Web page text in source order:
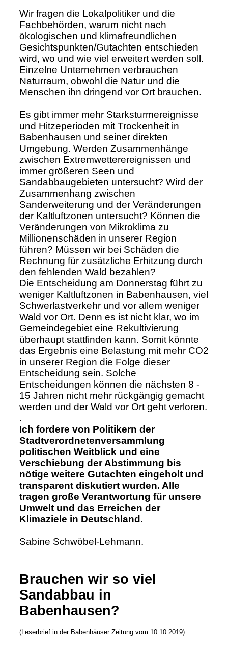
Wir fragen die Lokalpolitiker und die
Fachbehörden, warum nicht nach
ökologischen und klimafreundlichen
Gesichtspunkten/Gutachten entschieden
wird, wo und wie viel erweitert werden soll.
Einzelne Unternehmen verbrauchen
Naturraum, obwohl die Natur und die
Menschen ihn dringend vor Ort brauchen.
Es gibt immer mehr Starksturmereignisse
und Hitzeperioden mit Trockenheit in
Babenhausen und seiner direkten
Umgebung. Werden Zusammenhänge
zwischen Extremwetterereignissen und
immer größeren Seen und
Sandabbaugebieten untersucht? Wird der
Zusammenhang zwischen
Sanderweiterung und der Veränderungen
der Kaltluftzonen untersucht? Können die
Veränderungen von Mikroklima zu
Millionenschäden in unserer Region
führen? Müssen wir bei Schäden die
Rechnung für zusätzliche Erhitzung durch
den fehlenden Wald bezahlen?
Die Entscheidung am Donnerstag führt zu
weniger Kaltluftzonen in Babenhausen, viel
Schwerlastverkehr und vor allem weniger
Wald vor Ort. Denn es ist nicht klar, wo im
Gemeindegebiet eine Rekultivierung
überhaupt stattfinden kann. Somit könnte
das Ergebnis eine Belastung mit mehr CO2
in unserer Region die Folge dieser
Entscheidung sein. Solche
Entscheidungen können die nächsten 8 -
15 Jahren nicht mehr rückgängig gemacht
werden und der Wald vor Ort geht verloren.
.
Ich fordere von Politikern der
Stadtverordnetenversammlung
politischen Weitblick und eine
Verschiebung der Abstimmung bis
nötige weitere Gutachten eingeholt und
transparent diskutiert wurden. Alle
tragen große Verantwortung für unsere
Umwelt und das Erreichen der
Klimaziele in Deutschland.
Sabine Schwöbel-Lehmann.
Brauchen wir so viel
Sandabbau in
Babenhausen?
(Leserbrief in der Babenhäuser Zeitung vom 10.10.2019)